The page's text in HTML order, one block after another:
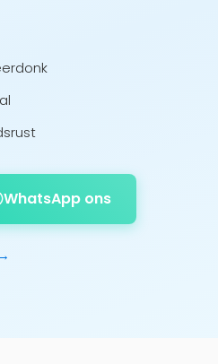
WhatsApp ons